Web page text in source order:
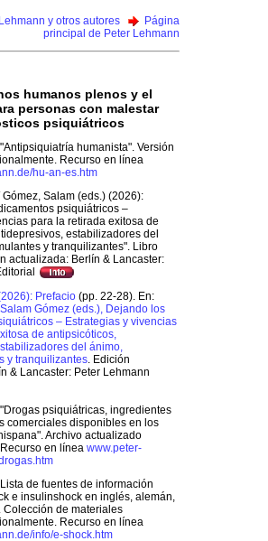
y otros autores
Página
principal de Peter Lehmann
humanos plenos y el
personas con malestar
psiquiátricos
humanista". Versión
Recurso en línea
hu-an-es.htm
Gómez, Salam (eds.) (2026):
psiquiátricos –
para la retirada exitosa de
estabilizadores del
y tranquilizantes". Libro
actualizada: Berlín & Lancaster:
Prefacio (pp. 22-28). En:
Gómez (eds.), Dejando los
– Estrategias y vivencias
de antipsicóticos,
del ánimo,
y tranquilizantes. Edición
& Lancaster: Peter Lehmann
psiquiátricas, ingredientes
comerciales disponibles en los
Archivo actualizado
en línea www.peter-
de fuentes de información
e insulinshock en inglés, alemán,
Colección de materiales
Recurso en línea
info/e-shock.htm